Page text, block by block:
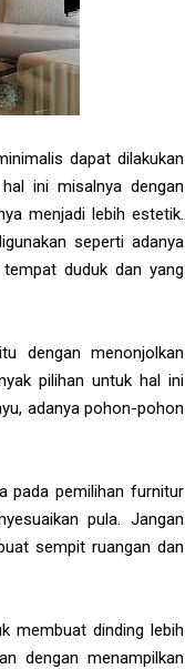
dapat dilakukan
ini misalnya dengan
menjadi lebih estetik.
seperti adanya
duduk dan yang
dengan menonjolkan
pilihan untuk hal ini
adanya pohon-pohon
pada pemilihan furnitur
pula. Jangan
sempit ruangan dan
membuat dinding lebih
dengan menampilkan